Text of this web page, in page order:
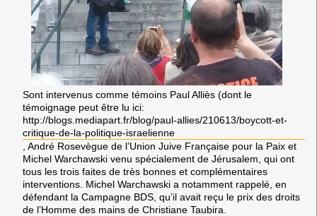
Sont intervenus comme témoins Paul Alliès (dont le
témoignage peut être lu ici:
http://blogs.mediapart.fr/blog/paul-allies/210613/boycott-et-
critique-de-la-politique-israelienne
, André Rosevègue de l’Union Juive Française pour la Paix et
Michel Warchawski venu spécialement de Jérusalem, qui ont
tous les trois faites de très bonnes et complémentaires
interventions. Michel Warchawski a notamment rappelé, en
défendant la Campagne BDS, qu’il avait reçu le prix des droits
de l’Homme des mains de Christiane Taubira.